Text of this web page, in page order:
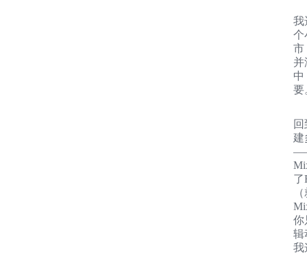
我
个
市
并
中
要
建
了
你
辑
我